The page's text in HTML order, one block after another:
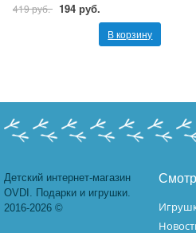
419 руб. 194 руб.
В корзину
Детский интернет-магазин
OVDI. Подарки и игрушки.
2016-2026 ©